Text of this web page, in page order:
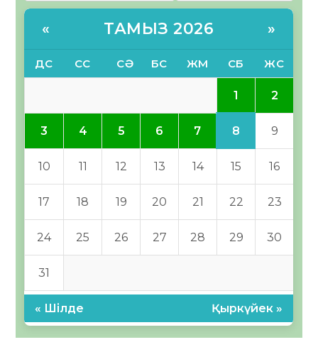
« ТАМЫЗ 2026 »
ДС СС СӘ БС ЖМ СБ ЖС
1 2
3 4 5 6 7 8 9
10 11 12 13 14 15 16
17 18 19 20 21 22 23
24 25 26 27 28 29 30
31
« Шілде Қыркүйек »